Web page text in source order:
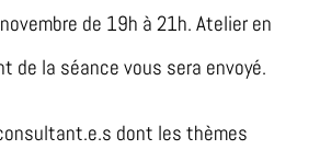
de 19h à 21h. Atelier en
de la séance vous sera envoyé.
dont les thèmes